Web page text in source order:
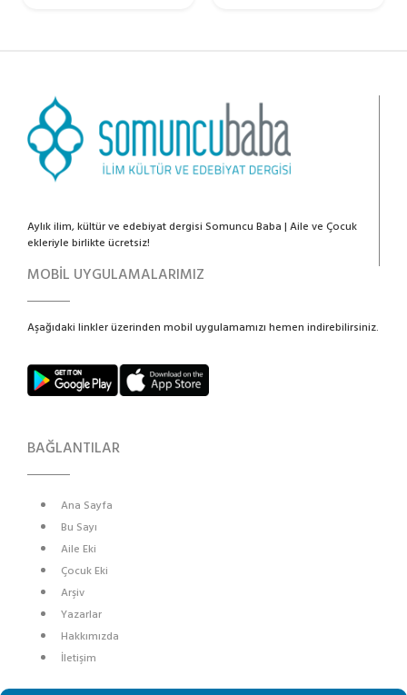
Aylık ilim, kültür ve edebiyat dergisi Somuncu Baba | Aile ve Çocuk
ekleriyle birlikte ücretsiz!
MOBİL UYGULAMALARIMIZ
Aşağıdaki linkler üzerinden mobil uygulamamızı hemen indirebilirsiniz.
BAĞLANTILAR
Ana Sayfa
Bu Sayı
Aile Eki
Çocuk Eki
Arşiv
Yazarlar
Hakkımızda
İletişim